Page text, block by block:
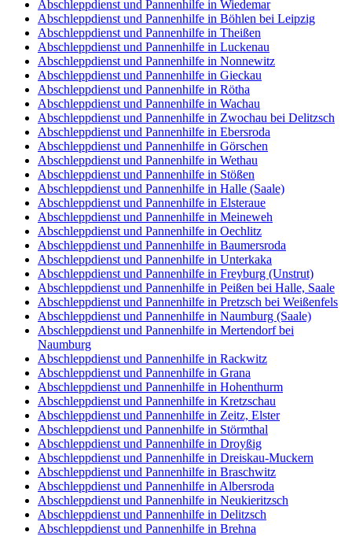
Abschleppdienst und Pannenhilfe in Wiedemar
Abschleppdienst und Pannenhilfe in Böhlen bei Leipzig
Abschleppdienst und Pannenhilfe in Theißen
Abschleppdienst und Pannenhilfe in Luckenau
Abschleppdienst und Pannenhilfe in Nonnewitz
Abschleppdienst und Pannenhilfe in Gieckau
Abschleppdienst und Pannenhilfe in Rötha
Abschleppdienst und Pannenhilfe in Wachau
Abschleppdienst und Pannenhilfe in Zwochau bei Delitzsch
Abschleppdienst und Pannenhilfe in Ebersroda
Abschleppdienst und Pannenhilfe in Görschen
Abschleppdienst und Pannenhilfe in Wethau
Abschleppdienst und Pannenhilfe in Stößen
Abschleppdienst und Pannenhilfe in Halle (Saale)
Abschleppdienst und Pannenhilfe in Elsteraue
Abschleppdienst und Pannenhilfe in Meineweh
Abschleppdienst und Pannenhilfe in Oechlitz
Abschleppdienst und Pannenhilfe in Baumersroda
Abschleppdienst und Pannenhilfe in Unterkaka
Abschleppdienst und Pannenhilfe in Freyburg (Unstrut)
Abschleppdienst und Pannenhilfe in Peißen bei Halle, Saale
Abschleppdienst und Pannenhilfe in Pretzsch bei Weißenfels
Abschleppdienst und Pannenhilfe in Naumburg (Saale)
Abschleppdienst und Pannenhilfe in Mertendorf bei
Naumburg
Abschleppdienst und Pannenhilfe in Rackwitz
Abschleppdienst und Pannenhilfe in Grana
Abschleppdienst und Pannenhilfe in Hohenthurm
Abschleppdienst und Pannenhilfe in Kretzschau
Abschleppdienst und Pannenhilfe in Zeitz, Elster
Abschleppdienst und Pannenhilfe in Störmthal
Abschleppdienst und Pannenhilfe in Droyßig
Abschleppdienst und Pannenhilfe in Dreiskau-Muckern
Abschleppdienst und Pannenhilfe in Braschwitz
Abschleppdienst und Pannenhilfe in Albersroda
Abschleppdienst und Pannenhilfe in Neukieritzsch
Abschleppdienst und Pannenhilfe in Delitzsch
Abschleppdienst und Pannenhilfe in Brehna